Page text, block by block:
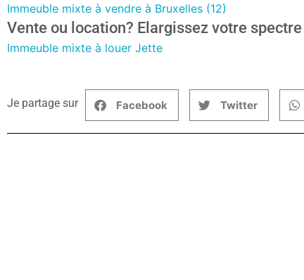
Immeuble mixte à vendre à Bruxelles (12)
Vente ou location? Elargissez votre
Immeuble mixte à louer Jette
Je partage sur Facebook Twitter